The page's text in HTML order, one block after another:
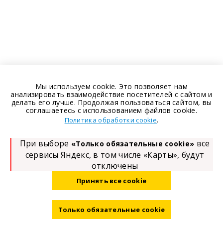
Мы используем cookie. Это позволяет нам
анализировать взаимодействие посетителей с сайтом и
делать его лучше. Продолжая пользоваться сайтом, вы
соглашаетесь с использованием файлов cookie.
Политика обработки cookie.
При выборе «Только обязательные cookie» все
сервисы Яндекс, в том числе «Карты», будут
отключены
Принять все cookie
Только обязательные cookie